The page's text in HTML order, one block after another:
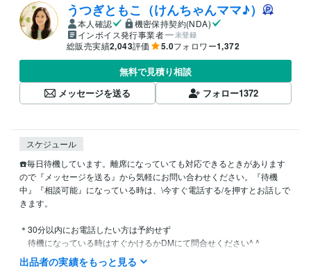
うつぎともこ（けんちゃんママ♪）
本人確認
機密保持契約(NDA)
インボイス発行事業者
未登録
総販売実績2,043評価 5.0フォロワー1,372
無料で見積り相談
メッセージを送る
フォロー1372
スケジュール
☎️毎日待機しています。離席になっていても対応できるときがあります
ので『メッセージを送る』から気軽にお問い合わせください。『待機
中』『相談可能』になっている時は、\今すぐ電話する/を押すとお話しで
きます。
＊30分以内にお電話したい方は予約せず
待機になっている時はすぐかけるかDMにて問合せください^ ^
＊待機途中離席、ビデオチャットコンサル等入ることもあります
☼+:;;;;:+☼+:;;;;:+☼+:;;;;:+☼+:;;;;:+☼+:;;;;:+☼+:;;;;:+☼+:;;;;:+☼+:;;;;:+☼+:;;;;:+
出品者の実績をもっと見る